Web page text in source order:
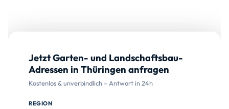
Jetzt Garten- und Landschaftsbau-
Adressen in Thüringen anfragen
Kostenlos & unverbindlich – Antwort in 24h
REGION